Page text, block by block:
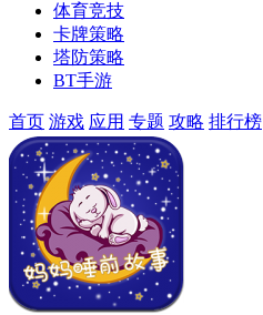
体育竞技
卡牌策略
塔防策略
BT手游
首页 游戏 应用 专题 攻略 排行榜